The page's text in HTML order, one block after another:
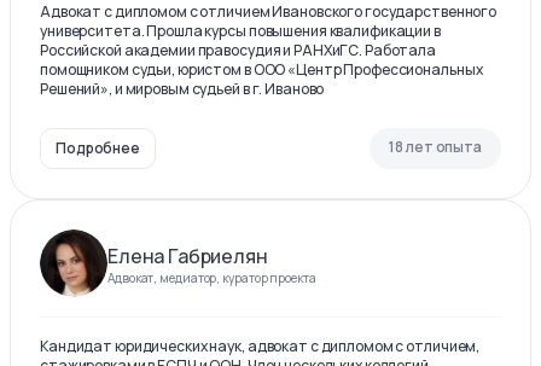
Адвокат с дипломом с отличием Ивановского государственного
университета. Прошла курсы повышения квалификации в
Российской академии правосудия и РАНХиГС. Работала
помощником судьи, юристом в ООО «Центр Профессиональных
Решений», и мировым судьей в г. Иваново
Подробнее 18 лет опыта
Елена Габриелян
Адвокат, медиатор, куратор проекта
Кандидат юридических наук, адвокат с дипломом с отличием,